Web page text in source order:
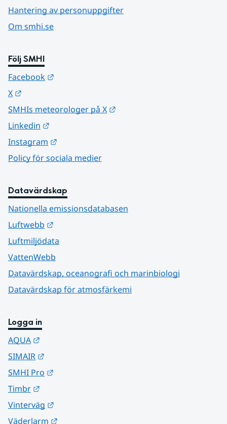
Hantering av personuppgifter
Om smhi.se
Följ SMHI
Facebook
X
SMHIs meteorologer på X
Linkedin
Instagram
Policy för sociala medier
Datavärdskap
Nationella emissionsdatabasen
Luftwebb
Luftmiljödata
VattenWebb
Datavärdskap, oceanografi och marinbiologi
Datavärdskap för atmosfärkemi
Logga in
AQUA
SIMAIR
SMHI Pro
Timbr
Vinterväg
Väderlarm